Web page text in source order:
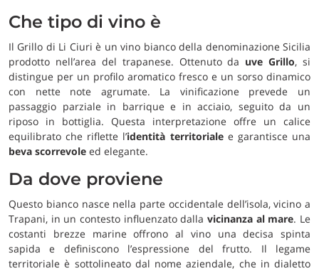
Che tipo di vino è
Il Grillo di Li Ciuri è un vino bianco della denominazione Sicilia
prodotto nell’area del trapanese. Ottenuto da uve Grillo, si
distingue per un profilo aromatico fresco e un sorso dinamico
con nette note agrumate. La vinificazione prevede un
passaggio parziale in barrique e in acciaio, seguito da un
riposo in bottiglia. Questa interpretazione offre un calice
equilibrato che riflette l’identità territorialee garantisce una
beva scorrevole ed elegante.
Da dove proviene
Questo bianco nasce nella parte occidentale dell’isola, vicino a
Trapani, in un contesto influenzato dalla vicinanza al mare. Le
costanti brezze marine offrono al vino una decisa spinta
sapida e definiscono l’espressione del frutto. Il legame
territoriale è sottolineato dal nome aziendale, che in dialetto